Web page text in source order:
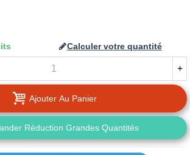
Calculer votre quantité
+
Ajouter Au Panier
Réduction Grandes Quantités